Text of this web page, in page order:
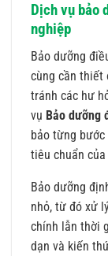
Dịch vụ bảo
nghiệp
Bảo dưỡng
cùng cần thiết
tránh các hư
vụ Bảo dưỡng
bảo từng
tiêu chuẩn của
Bảo dưỡng
nhỏ, từ đó xử
chính lẫn thời
dạn và kiến